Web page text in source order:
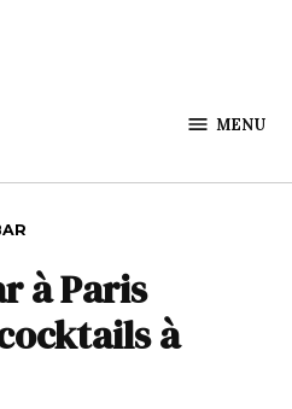
MENU
à Paris
à